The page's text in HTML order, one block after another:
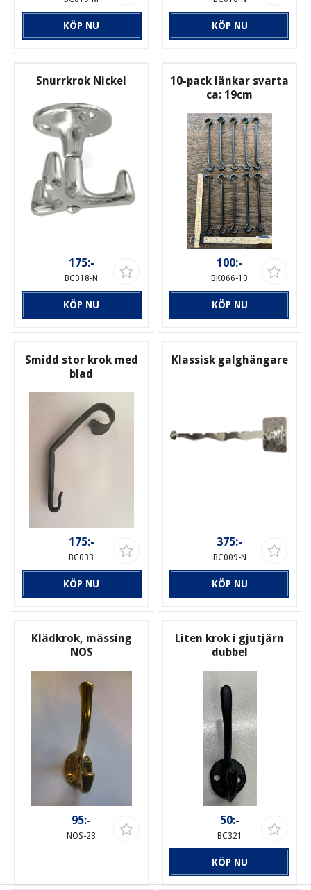
KÖP NU KÖP NU
Snurrkrok Nickel
175:-
BC018-N
KÖP NU
10-pack länkar svarta
ca: 19cm
100:-
BK066-10
KÖP NU
Smidd stor krok med
blad
175:-
BC033
KÖP NU
Klassisk galghängare
375:-
BC009-N
KÖP NU
Klädkrok, mässing
NOS
95:-
NOS-23
Liten krok i gjutjärn
dubbel
50:-
BC321
KÖP NU